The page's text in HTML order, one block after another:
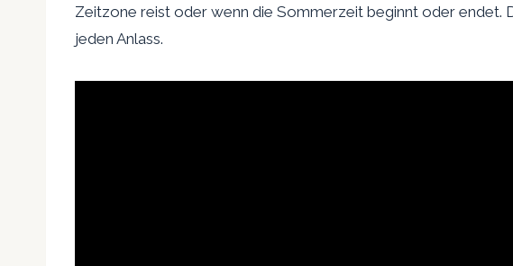
Zeitzone reist oder wenn die Sommerzeit beginnt oder endet.
jeden Anlass.